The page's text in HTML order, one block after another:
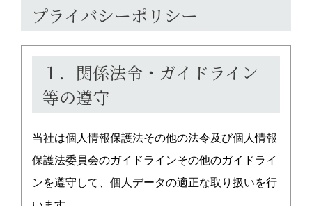
プライバシーポリシー
１．関係法令・ガイドライン
等の遵守
当社は個人情報保護法その他の法令及び個人情報
保護法委員会のガイドラインその他のガイドライ
ンを遵守して、個人データの適正な取り扱いを行
います。